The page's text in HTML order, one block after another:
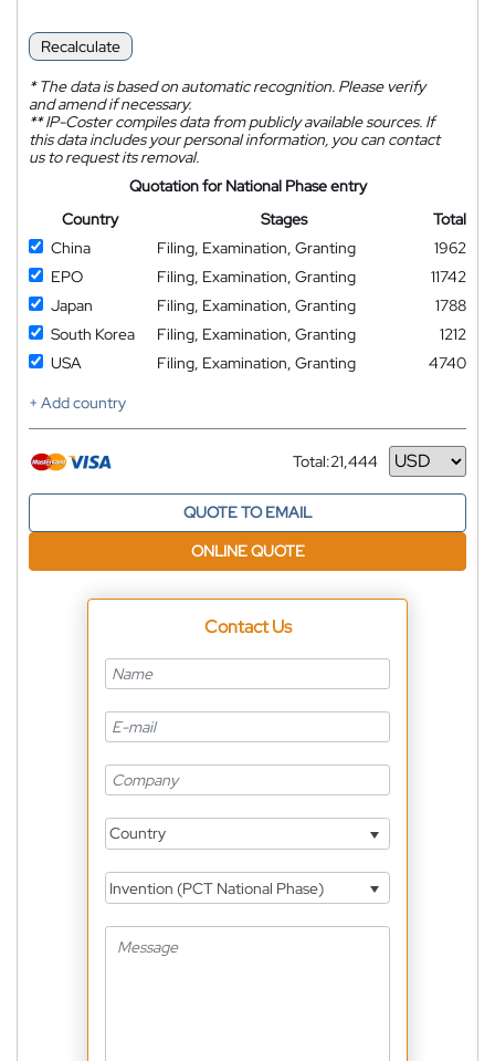
Recalculate
*The data is based on automatic recognition. Please verify
and amend if necessary.
**IP-Coster compiles data from publicly available sources. If
this data includes your personal information, you can contact
us to request its removal.
Quotation for National Phase entry
Country
Stages
Total
China
Filing, Examination, Granting
1962
EPO
Filing, Examination, Granting
11742
Japan
Filing, Examination, Granting
1788
South Korea
Filing, Examination, Granting
1212
USA
Filing, Examination, Granting
4740
+ Add country
Total:21,444
Currency
QUOTE TO EMAIL
ONLINE QUOTE
Contact Us
Country
Invention (PCT National Phase)